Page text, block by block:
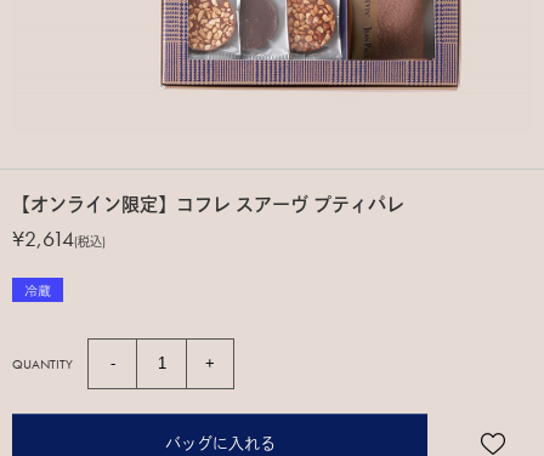
【オンライン限定】コフレ スアーヴ プティパレ
¥2,614(税込)
QUANTITY
バッグに入れる